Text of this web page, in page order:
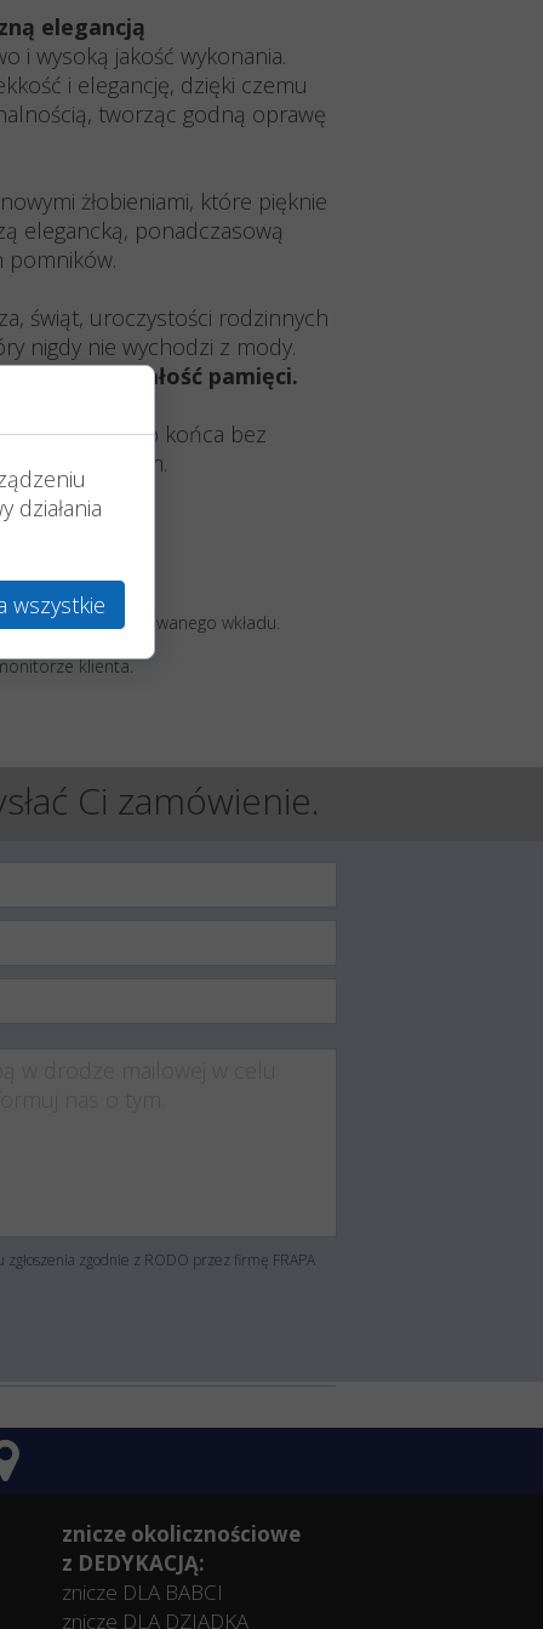
elegancją
i wysoką jakość wykonania.
i elegancję, dzięki czemu
tworząc godną oprawę
żłobieniami, które pięknie
elegancką, ponadczasową
pomników.
świąt, uroczystości rodzinnych
nigdy nie wychodzi z mody.
trwałość pamięci.
- wypala się do końca bez
i deszczem.
materiałów.
wielkości zastosowanego wkładu.
klienta.
Ci zamówienie.
zgodnie z RODO przez firmę FRAPA
znicze okolicznościowe
z DEDYKACJĄ:
znicze DLA BABCI
znicze DLA DZIADKA
działania
wszystkie